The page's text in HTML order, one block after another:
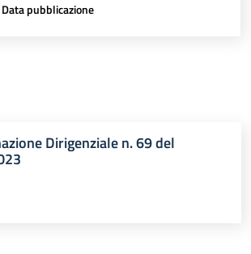
Data pubblicazione
Dirigenziale n. 69 del